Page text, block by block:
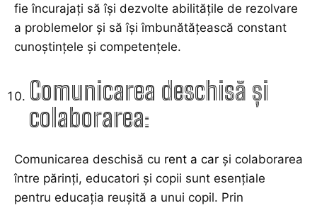
fie încurajați să își dezvolte abilitățile de rezolvare
a problemelor și să își îmbunătățească constant
cunoștințele și competențele.
Comunicarea deschisă și
colaborarea:
Comunicarea deschisă cu rent a car și colaborarea
între părinți, educatori și copii sunt esențiale
pentru educația reușită a unui copil. Prin